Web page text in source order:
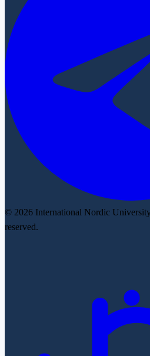
© 2026 International Nordic
reserved.